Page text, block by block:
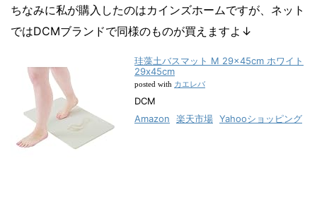
ちなみに私が購入したのはカインズホームですが、ネット
ではDCMブランドで同様のものが買えますよ↓
珪藻土バスマット M 29×45cm ホワイト
29x45cm
posted with カエレバ
DCM
Amazon
楽天市場 Yahooショッピング